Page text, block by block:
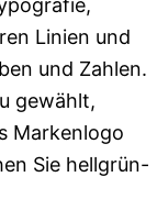
Linien und
und Zahlen.
gewählt,
Markenlogo
Sie hellgrün-